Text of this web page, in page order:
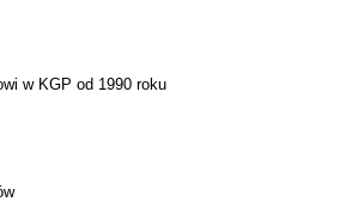
w KGP od 1990 roku